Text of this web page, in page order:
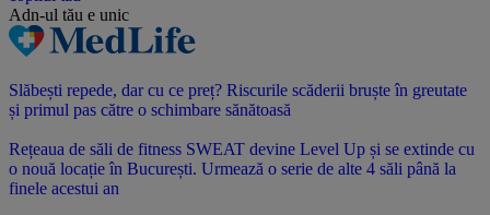
Adn-ul tău e unic
Slăbești repede, dar cu ce preț? Riscurile scăderii bruște în greutate
și primul pas către o schimbare sănătoasă
Rețeaua de săli de fitness SWEAT devine Level Up și se extinde cu
o nouă locație în București. Urmează o serie de alte 4 săli până la
finele acestui an